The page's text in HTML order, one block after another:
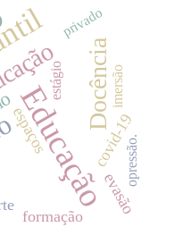
Educação
Docência
covid-19
evasão
espaços
formação
opressão.
privado
estágio imersão